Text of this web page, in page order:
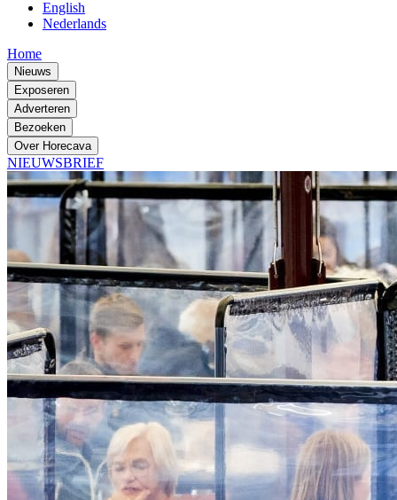
English
Nederlands
Home
Nieuws
Exposeren
Adverteren
Bezoeken
Over Horecava
NIEUWSBRIEF